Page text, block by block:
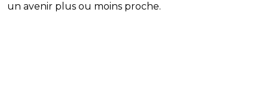
un avenir plus ou moins proche.